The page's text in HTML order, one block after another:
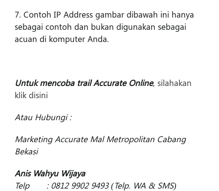
7. Contoh IP Address gambar dibawah ini hanya
sebagai contoh dan bukan digunakan sebagai
acuan di komputer Anda.
Untuk mencoba trail Accurate Online, silahakan
klik disini
Atau Hubungi :
Marketing Accurate Mal Metropolitan Cabang
Bekasi
Anis Wahyu Wijaya
Telp : 0812 9902 9493 (Telp. WA & SMS)